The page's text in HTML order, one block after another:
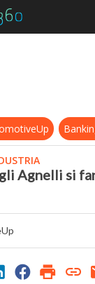
Startup,
Agnelli si